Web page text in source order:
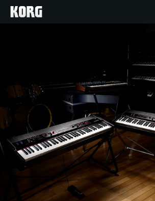
Características
Eventos
Localizador de Tiendas